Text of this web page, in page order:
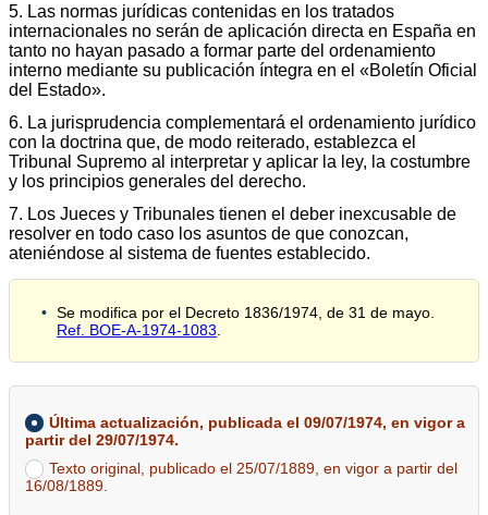
5. Las normas jurídicas contenidas en los tratados
internacionales no serán de aplicación directa en España en
tanto no hayan pasado a formar parte del ordenamiento
interno mediante su publicación íntegra en el «Boletín Oficial
del Estado».
6. La jurisprudencia complementará el ordenamiento jurídico
con la doctrina que, de modo reiterado, establezca el
Tribunal Supremo al interpretar y aplicar la ley, la costumbre
y los principios generales del derecho.
7. Los Jueces y Tribunales tienen el deber inexcusable de
resolver en todo caso los asuntos de que conozcan,
ateniéndose al sistema de fuentes establecido.
Se modifica por el Decreto 1836/1974, de 31 de mayo.
Ref. BOE-A-1974-1083
Última actualización, publicada el 09/07/1974, en vigor a
partir del 29/07/1974.
Texto original, publicado el 25/07/1889, en vigor a partir del
16/08/1889.